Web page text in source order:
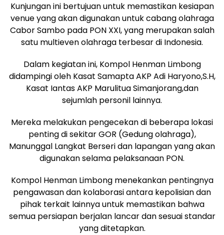
Kunjungan ini bertujuan untuk memastikan kesiapan
venue yang akan digunakan untuk cabang olahraga
Cabor Sambo pada PON XXI, yang merupakan salah
satu multieven olahraga terbesar di Indonesia.
Dalam kegiatan ini, Kompol Henman Limbong
didampingi oleh Kasat Samapta AKP Adi Haryono,S.H,
Kasat Iantas AKP Marulitua Simanjorang,dan
sejumlah personil lainnya.
Mereka melakukan pengecekan di beberapa lokasi
penting di sekitar GOR (Gedung olahraga),
Manunggal Langkat Berseri dan lapangan yang akan
digunakan selama pelaksanaan PON.
Kompol Henman Limbong menekankan pentingnya
pengawasan dan kolaborasi antara kepolisian dan
pihak terkait lainnya untuk memastikan bahwa
semua persiapan berjalan lancar dan sesuai standar
yang ditetapkan.